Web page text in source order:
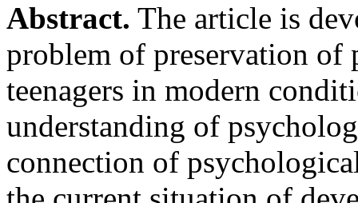
Abstract. The article is
problem of preservation of
teenagers in modern
understanding of
connection of